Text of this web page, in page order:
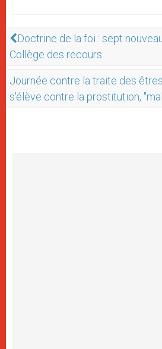
Doctrine de la foi : sept
Collège des recours
Journée contre la traite des
s'élève contre la prostitution,